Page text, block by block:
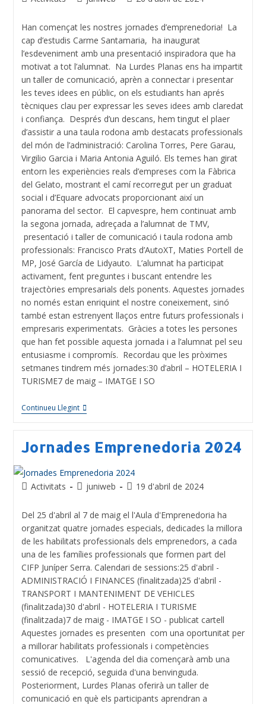
Han començat les nostres jornades d’emprenedoria! La
cap d’estudis Carme Santamaria, ha inaugurat
l’esdeveniment amb una presentació inspiradora que ha
motivat a tot l’alumnat. Na Lurdes Planas ens ha impartit
un taller de comunicació, aprèn a connectar i presentar
les teves idees en públic, on els estudiants han aprés
tècniques clau per expressar les seves idees amb claredat
i confiança. Després d’un descans, hem tingut el plaer
d’assistir a una taula rodona amb destacats professionals
del món de l’administració: Carolina Torres, Pere Garau,
Virgilio Garcia i Maria Antonia Aguiló. Els temes han girat
entorn les experiències reals d’empreses com la Fàbrica
del Gelato, mostrant el camí recorregut per un graduat
social i d’Equare advocats proporcionant així un
panorama del sector. El capvespre, hem continuat amb
la segona jornada, adreçada a l’alumnat de TMV,
presentació i taller de comunicació i taula rodona amb
professionals: Francisco Prats d’AutoXT, Maties Portell de
MP, José García de Lidyauto. L’alumnat ha participat
activament, fent preguntes i buscant entendre les
trajectòries empresarials dels ponents. Aquestes jornades
no només estan enriquint el nostre coneixement, sinó
també estan estrenyent llaços entre futurs professionals i
empresaris experimentats. Gràcies a totes les persones
que han fet possible aquesta jornada i a l’alumnat pel seu
entusiasme i compromís. Recordau que les pròximes
setmanes tindrem més jornades:30 d’abril – HOTELERIA I
TURISME7 de maig – IMATGE I SO
Continueu Llegint
Jornades Emprenedoria 2024
Activitats juniweb 19 d'abril de 2024
Del 25 d'abril al 7 de maig el l'Aula d'Emprenedoria ha
organitzat quatre jornades especials, dedicades la millora
de les habilitats professionals dels emprenedors, a cada
una de les famílies professionals que formen part del
CIFP Juníper Serra. Calendari de sessions:25 d'abril -
ADMINISTRACIÓ I FINANCES (finalitzada)25 d'abril -
TRANSPORT I MANTENIMENT DE VEHICLES
(finalitzada)30 d'abril - HOTELERIA I TURISME
(finalitzada)7 de maig - IMATGE I SO - publicat cartell
Aquestes jornades es presenten com una oportunitat per
a millorar habilitats professionals i competències
comunicatives. L'agenda del dia començarà amb una
sessió de recepció, seguida d'una benvinguda.
Posteriorment, Lurdes Planas oferirà un taller de
comunicació en què els participants aprendran a